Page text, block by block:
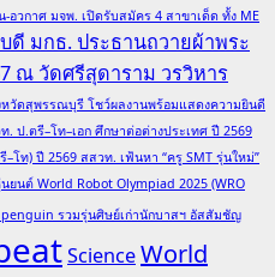
อวกาศ มจพ. เปิดรับสมัคร 4 สาขาเด็ด ทั้ง ME
ดี มกธ. ประธานถวายผ้าพระ
ณ วัดศรีสุดาราม วรวิหาร
วัดสุพรรณบุรี โชว์ผลงานพร้อมแสดงความยินดี
. ป.ตรี–โท–เอก ศึกษาต่อต่างประเทศ ปี 2569
โท) ปี 2569 สสวท. เฟ้นหา “ครู SMT รุ่นใหม่”
นต์ World Robot Olympiad 2025 (WRO
penguin รวมรุ่นศิษย์เก่านักบาสฯ อัสสัมชัญ
ScienceWorld